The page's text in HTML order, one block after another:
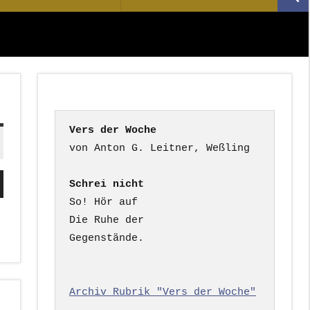
nach:
Vers der Woche
Schrei nicht
So! Hör auf
Die Ruhe der
Gegenstände.
Archiv Rubrik "Vers der Woche"